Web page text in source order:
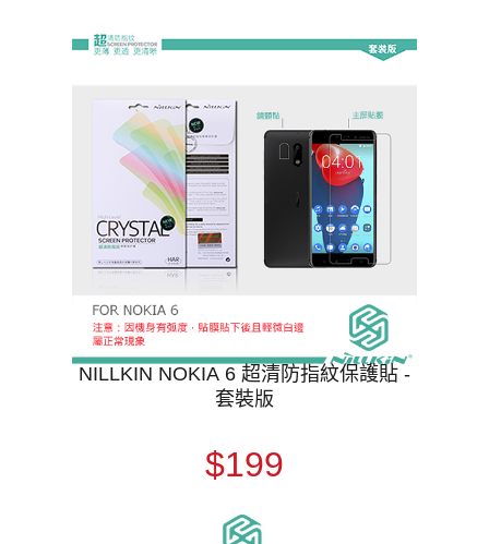
NILLKIN NOKIA 6 超清防指紋保護貼 -
套裝版
$199